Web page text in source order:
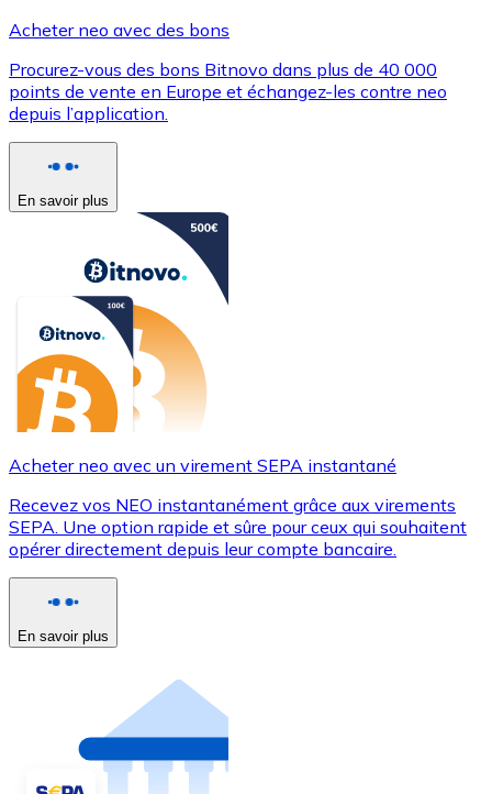
Acheter neo avec des bons
Procurez-vous des bons Bitnovo dans plus de 40 000
points de vente en Europe et échangez-les contre neo
depuis l’application.
En savoir plus
Acheter neo avec un virement SEPA instantané
Recevez vos NEO instantanément grâce aux virements
SEPA. Une option rapide et sûre pour ceux qui souhaitent
opérer directement depuis leur compte bancaire.
En savoir plus